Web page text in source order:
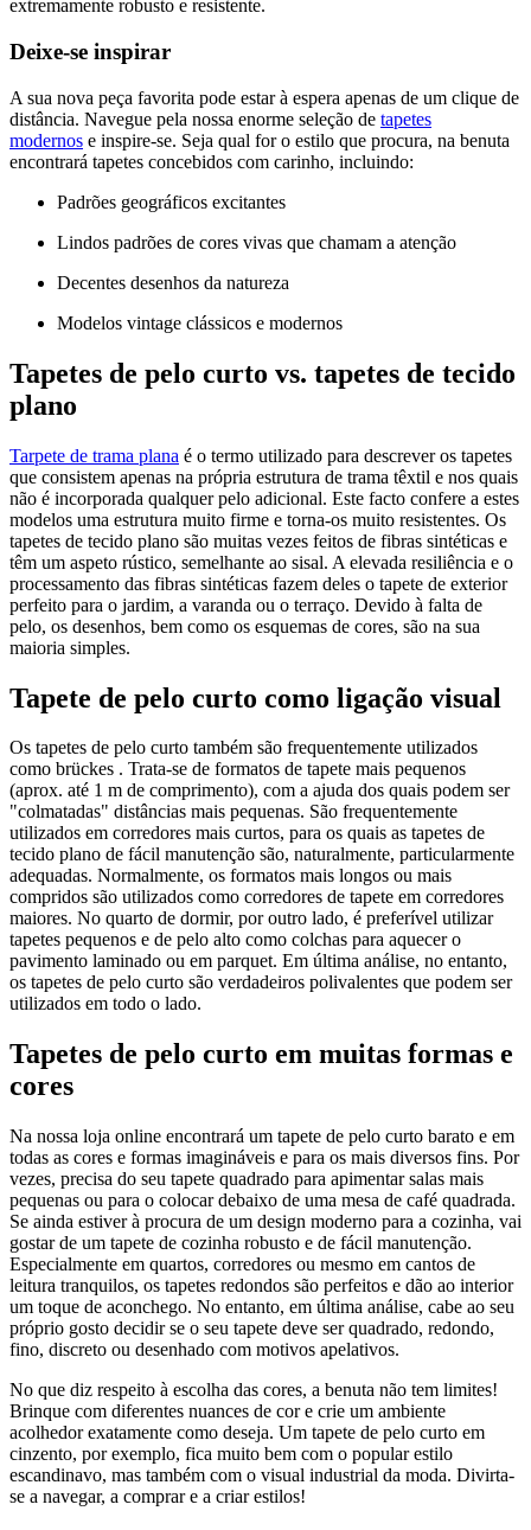
extremamente robusto e resistente.
Deixe-se inspirar
A sua nova peça favorita pode estar à espera apenas de um clique de
distância. Navegue pela nossa enorme seleção de tapetes
modernos e inspire-se. Seja qual for o estilo que procura, na benuta
encontrará tapetes concebidos com carinho, incluindo:
Padrões geográficos excitantes
Lindos padrões de cores vivas que chamam a atenção
Decentes desenhos da natureza
Modelos vintage clássicos e modernos
Tapetes de pelo curto vs. tapetes de tecido
plano
Tarpete de trama plana é o termo utilizado para descrever os tapetes
que consistem apenas na própria estrutura de trama têxtil e nos quais
não é incorporada qualquer pelo adicional. Este facto confere a estes
modelos uma estrutura muito firme e torna-os muito resistentes. Os
tapetes de tecido plano são muitas vezes feitos de fibras sintéticas e
têm um aspeto rústico, semelhante ao sisal. A elevada resiliência e o
processamento das fibras sintéticas fazem deles o tapete de exterior
perfeito para o jardim, a varanda ou o terraço. Devido à falta de
pelo, os desenhos, bem como os esquemas de cores, são na sua
maioria simples.
Tapete de pelo curto como ligação visual
Os tapetes de pelo curto também são frequentemente utilizados
como brückes . Trata-se de formatos de tapete mais pequenos
(aprox. até 1 m de comprimento), com a ajuda dos quais podem ser
"colmatadas" distâncias mais pequenas. São frequentemente
utilizados em corredores mais curtos, para os quais as tapetes de
tecido plano de fácil manutenção são, naturalmente, particularmente
adequadas. Normalmente, os formatos mais longos ou mais
compridos são utilizados como corredores de tapete em corredores
maiores. No quarto de dormir, por outro lado, é preferível utilizar
tapetes pequenos e de pelo alto como colchas para aquecer o
pavimento laminado ou em parquet. Em última análise, no entanto,
os tapetes de pelo curto são verdadeiros polivalentes que podem ser
utilizados em todo o lado.
Tapetes de pelo curto em muitas formas e
cores
Na nossa loja online encontrará um tapete de pelo curto barato e em
todas as cores e formas imagináveis e para os mais diversos fins. Por
vezes, precisa do seu tapete quadrado para apimentar salas mais
pequenas ou para o colocar debaixo de uma mesa de café quadrada.
Se ainda estiver à procura de um design moderno para a cozinha, vai
gostar de um tapete de cozinha robusto e de fácil manutenção.
Especialmente em quartos, corredores ou mesmo em cantos de
leitura tranquilos, os tapetes redondos são perfeitos e dão ao interior
um toque de aconchego. No entanto, em última análise, cabe ao seu
próprio gosto decidir se o seu tapete deve ser quadrado, redondo,
fino, discreto ou desenhado com motivos apelativos.
No que diz respeito à escolha das cores, a benuta não tem limites!
Brinque com diferentes nuances de cor e crie um ambiente
acolhedor exatamente como deseja. Um tapete de pelo curto em
cinzento, por exemplo, fica muito bem com o popular estilo
escandinavo, mas também com o visual industrial da moda. Divirta-
se a navegar, a comprar e a criar estilos!